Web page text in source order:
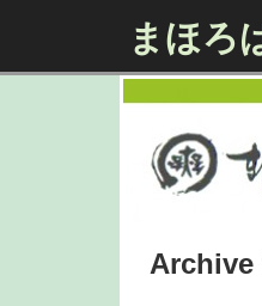
まほろ
Archive